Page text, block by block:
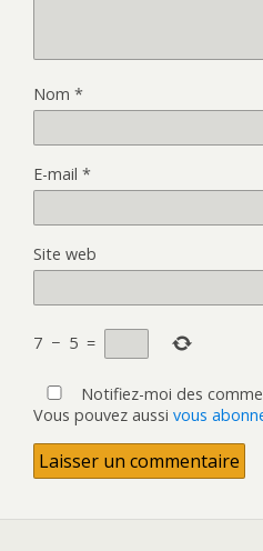
Nom *
E-mail *
Site web
7 − 5 =
Notifiez-moi des
Vous pouvez aussi vous